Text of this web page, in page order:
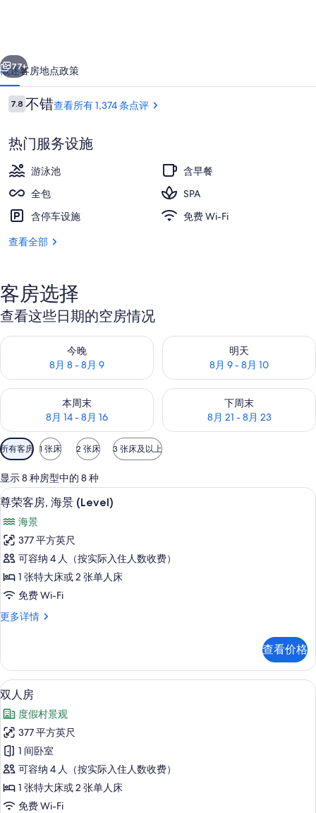
式
度
假
村
的
照
片
库
3 室外游泳池，池畔遮阳伞，日光浴躺
个 下一个
77+
概述客房地点政策
点
评
7.87.8/10
不错查看所有 1,374 条点评
热门服务设施
游泳池
含早餐
全包
SPA
含停车设施
免费 Wi-Fi
查看全部
客房选择
查看这些日期的空房情况
今晚
8月 8 - 8月 9
查看今晚的空房情况：8月 8 - 8月 9
明天
8月 9 - 8月 10
查看明天的空房情况：8月 9 -
本周末
8月 14 - 8月 16
查看本周末的空房情况：8月 14 - 8月 16
下周末
8月 21 - 8月 23
查看下周末的空房情况：8月
可
用
的
客
房
筛
选
条
所有客房 1 张床 2 张床 3 张床及以上
显示 8 种房型中的 8 种
显
示
尊
荣
客
房,
景
的
所
有
照
片
尊荣客房, 海景 (Level) | 迷你吧（备
6
尊荣客房, 海景 (Level)
海景
377 平方英尺
可容纳 4 人（按实际入住人数收费）
1 张特大床或 2 张单人床
免费 Wi-Fi
更多详情
尊
海
景
(Level)
多
信
息
查看价格
显
示
双
人
房
的
所
双人房 | 迷你吧（备有免费物品）、
7
双人房
度假村景观
377 平方英尺
1 间卧室
可容纳 4 人（按实际入住人数收费）
1 张特大床或 2 张单人床
免费 Wi-Fi